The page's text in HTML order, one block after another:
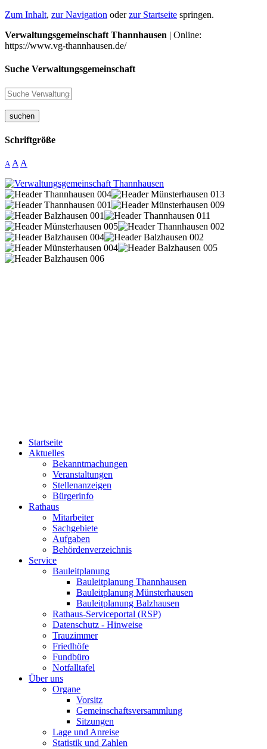
Zum Inhalt, zur Navigation oderzur Startseite springen.
Verwaltungsgemeinschaft Thannhausen | Online:
https://www.vg-thannhausen.de/
Suche Verwaltungsgemeinschaft
suchen
Schriftgröße
A A A
Startseite
Aktuelles
Bekanntmachungen
Veranstaltungen
Stellenanzeigen
Bürgerinfo
Rathaus
Mitarbeiter
Sachgebiete
Aufgaben
Behördenverzeichnis
Service
Bauleitplanung
Bauleitplanung Thannhausen
Bauleitplanung Münsterhausen
Bauleitplanung Balzhausen
Rathaus-Serviceportal (RSP)
Datenschutz - Hinweise
Trauzimmer
Friedhöfe
Fundbüro
Notfalltafel
Über uns
Organe
Vorsitz
Gemeinschaftsversammlung
Sitzungen
Lage und Anreise
Statistik und Zahlen